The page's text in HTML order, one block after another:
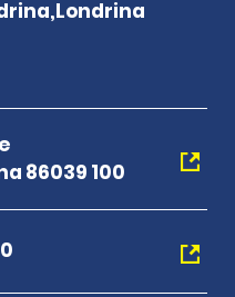
86039 100